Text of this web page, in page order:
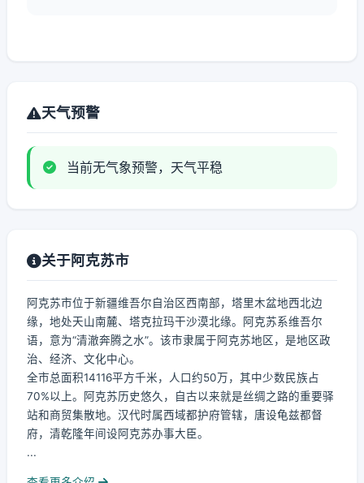
天气预警
当前无气象预警，天气平稳
关于阿克苏市
阿克苏市位于新疆维吾尔自治区西南部，塔里木盆地西北边
缘，地处天山南麓、塔克拉玛干沙漠北缘。阿克苏系维吾尔
语，意为“清澈奔腾之水”。该市隶属于阿克苏地区，是地区政
治、经济、文化中心。
全市总面积14116平方千米，人口约50万，其中少数民族占
70%以上。阿克苏历史悠久，自古以来就是丝绸之路的重要驿
站和商贸集散地。汉代时属西域都护府管辖，唐设龟兹都督
府，清乾隆年间设阿克苏办事大臣。
...